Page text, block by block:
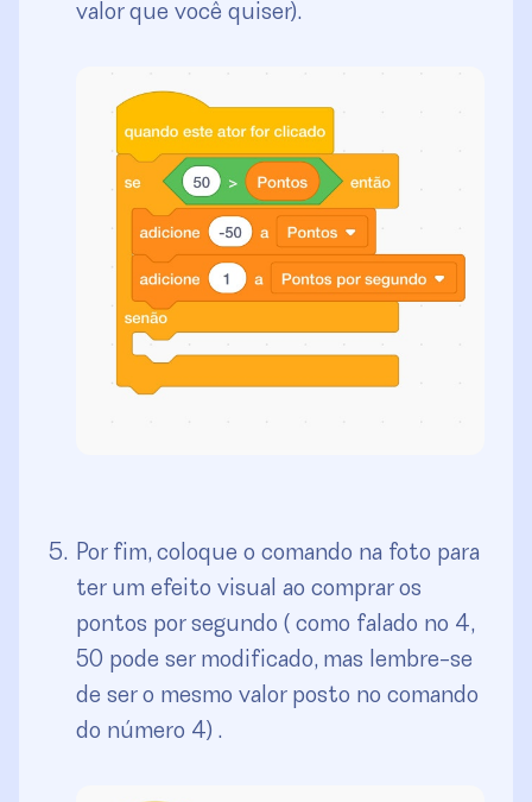
valor que você quiser).
Por fim, coloque o comando na foto para
ter um efeito visual ao comprar os
pontos por segundo ( como falado no 4,
50 pode ser modificado, mas lembre-se
de ser o mesmo valor posto no comando
do número 4) .